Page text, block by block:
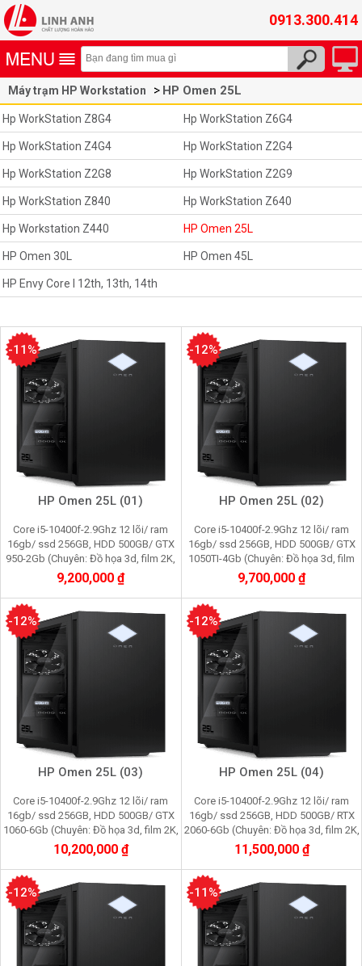
0913.300.414
Máy trạm HP Workstation HP Omen 25L
Hp WorkStation Z8G4 Hp WorkStation Z6G4
Hp WorkStation Z4G4 Hp WorkStation Z2G4
Hp WorkStation Z2G8 Hp WorkStation Z2G9
Hp WorkStation Z840 Hp WorkStation Z640
Hp Workstation Z440 HP Omen 25L
HP Omen 30L HP Omen 45L
HP Envy Core I 12th, 13th, 14th
HP Omen 25L (01)
Core i5-10400f-2.9Ghz 12 lõi/ ram
16gb/ ssd 256GB, HDD 500GB/ GTX
950-2Gb (Chuyên: Đồ họa 3d, film 2K,
cầy Pi node, youtube, facebook,
gaming)
9,200,000 ₫
-11%
HP Omen 25L (02)
Core i5-10400f-2.9Ghz 12 lõi/ ram
16gb/ ssd 256GB, HDD 500GB/ GTX
1050TI-4Gb (Chuyên: Đồ họa 3d, film
2K, cầy Pi node, youtube, facebook,
gaming)
9,700,000 ₫
-12%
HP Omen 25L (03)
Core i5-10400f-2.9Ghz 12 lõi/ ram
16gb/ ssd 256GB, HDD 500GB/ GTX
1060-6Gb (Chuyên: Đồ họa 3d, film 2K,
cầy Pi node, youtube, facebook,
gaming)
10,200,000 ₫
-12%
HP Omen 25L (04)
Core i5-10400f-2.9Ghz 12 lõi/ ram
16gb/ ssd 256GB, HDD 500GB/ RTX
2060-6Gb (Chuyên: Đồ họa 3d, film 2K,
cầy Pi node, youtube, facebook,
gaming)
11,500,000 ₫
-12%
-12% -11%